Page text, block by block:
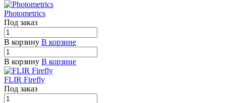
Photometrics
Под заказ
В корзину В корзине
В корзину В корзине
FLIR Firefly
Под заказ